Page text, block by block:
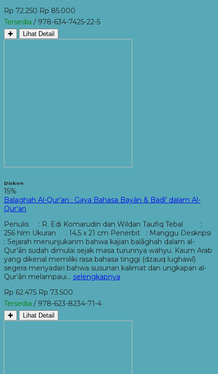
Rp 72.250 Rp 85.000
Tersedia / 978-634-7425-22-5
✚ Lihat Detail
Diskon
15%
Balaghah Al-Qur’an : Gaya Bahasa Bayân & Badî’ dalam Al-
Qur’an
Penulis : R. Edi Komarudin dan Wildan Taufiq Tebal :
256 hlm Ukuran : 14,5 x 21 cm Penerbit : Manggu Deskripsi
: Sejarah menunjukanm bahwa kajian balāghah dalam al-
Qur’ān sudah dimulai sejak masa turunnya wahyu. Kaum Arab
yang dikenal memiliki rasa bahasa tinggi (dzauq lughawī)
segera menyadari bahwa susunan kalimat dan ungkapan al-
Qur’ān melampaui… selengkapnya
Rp 62.475 Rp 73.500
Tersedia / 978-623-8234-71-4
✚ Lihat Detail